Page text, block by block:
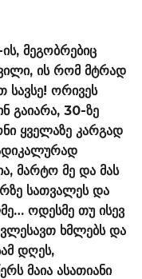
მეგობრებიც
ის რომ მტრად
სავსე! ორივეს
გაიარა, 30-ზე
ყველაზე კარგად
მარტო მე და მას
სათვალეს და
ოდესმე თუ ისევ
ხმლებს და
დღეს,
მაია ასათიანი